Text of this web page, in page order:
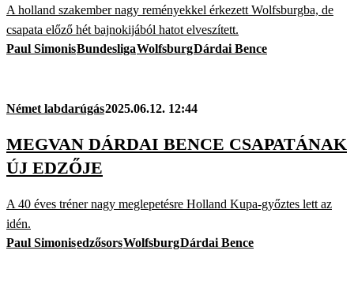
A holland szakember nagy reményekkel érkezett Wolfsburgba, de
csapata előző hét bajnokijából hatot elveszített.
Paul SimonisBundesligaWolfsburgDárdai Bence
Német labdarúgás2025.06.12. 12:44
MEGVAN DÁRDAI BENCE CSAPATÁNAK
ÚJ EDZŐJE
A 40 éves tréner nagy meglepetésre Holland Kupa-győztes lett az
idén.
Paul SimonisedzősorsWolfsburgDárdai Bence